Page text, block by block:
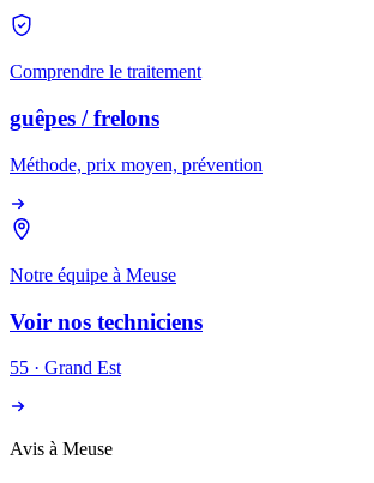
Comprendre le traitement
guêpes / frelons
Méthode, prix moyen, prévention
Notre équipe à Meuse
Voir nos techniciens
55 · Grand Est
Avis à Meuse